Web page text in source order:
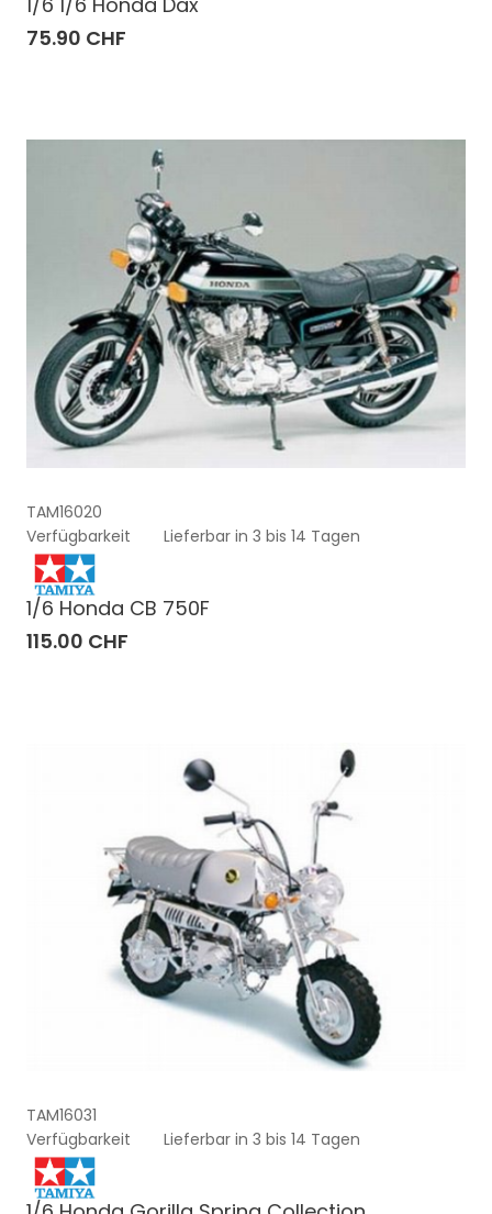
75.90 CHF
TAM16020
Verfügbarkeit
Lieferbar in 3 bis 14 Tagen
1/6 Honda CB 750F
115.00 CHF
TAM16031
Verfügbarkeit
Lieferbar in 3 bis 14 Tagen